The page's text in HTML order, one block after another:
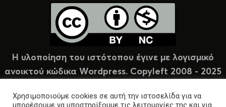
Η υλοποίηση του ιστότοπου έγινε με λογισμικό
ανοικτού κώδικα Wordpress. Copyleft 2008 - 2025
Χρησιμοποιούμε cookies σε αυτή την ιστοσελίδα για να
μπορέσουμε να υποστηρίξουμε τις λειτουργίες της και για